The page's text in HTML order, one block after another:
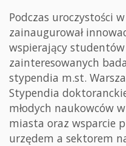
Podczas uroczystości
zainaugurował
wspierający
zainteresowanych
stypendia m.st.
Stypendia
młodych naukowców
miasta oraz wsparcie
urzędem a sektorem